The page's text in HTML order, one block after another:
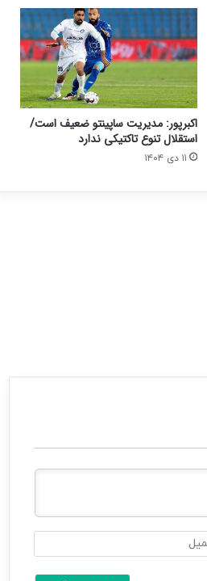
اکبرپور: مدیریت ساپینتو ضعیف است/
استقلال تنوع تاکتیکی ندارد
۱۱ دی ۱۴۰۴